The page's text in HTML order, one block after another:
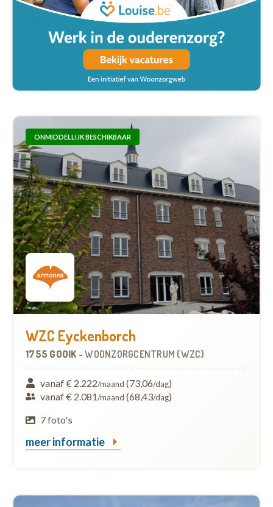
ONMIDDELLIJK BESCHIKBAAR
WZC Eyckenborch
1755 GOOIK -WOONZORGCENTRUM (WZC)
vanaf € 2.222/maand (73,06/dag)
vanaf € 2.081/maand (68,43/dag)
7 foto's
meer informatie